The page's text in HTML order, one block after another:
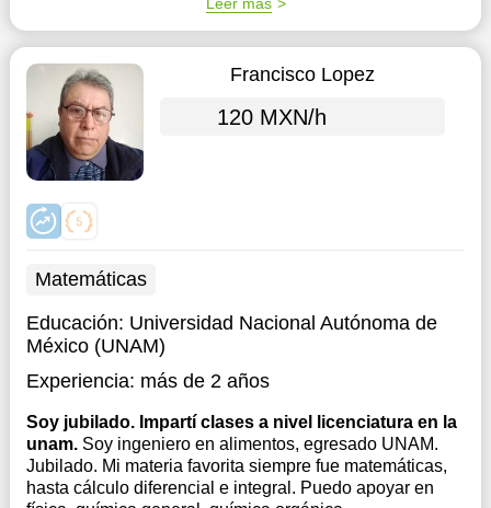
Francisco Lopez
120 MXN/h
Matemáticas
Educación: Universidad Nacional Autónoma de
México (UNAM)
Experiencia: más de 2 años
Soy jubilado. Impartí clases a nivel licenciatura en la
unam. Soy ingeniero en alimentos, egresado UNAM.
Jubilado. Mi materia favorita siempre fue matemáticas,
hasta cálculo diferencial e integral. Puedo apoyar en